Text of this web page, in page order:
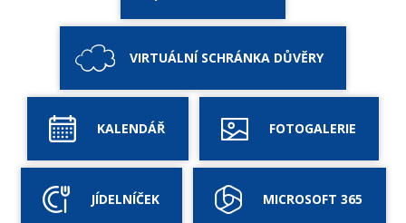
VIRTUÁLNÍ SCHRÁNKA DŮVĚRY
KALENDÁŘ FOTOGALERIE
JÍDELNÍČEK MICROSOFT 365